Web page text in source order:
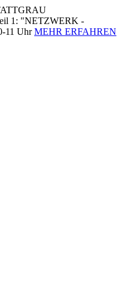
1: "NETZWERK -
11 UhrMEHR ERFAHREN